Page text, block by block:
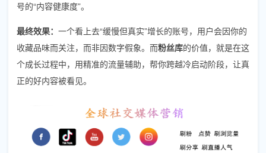
号的“内容健康度”。
最终效果： 一个看上去“缓慢但真实”增长的账号，用户会因你的
收藏品味而关注，而非因数字假象。而粉丝库的价值，就是在这
个成长过程中，用精准的流量辅助，帮你跨越冷启动阶段，让真
正的好内容被看见。